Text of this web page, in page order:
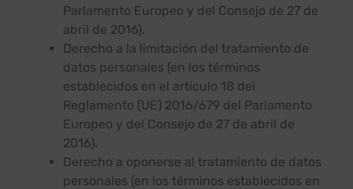
Parlamento Europeo y del Consejo de 27 de
abril de 2016).
Derecho a la limitación del tratamiento de
datos personales (en los términos
establecidos en el artículo 18 del
Reglamento (UE) 2016/679 del Parlamento
Europeo y del Consejo de 27 de abril de
2016).
Derecho a oponerse al tratamiento de datos
personales (en los términos establecidos en